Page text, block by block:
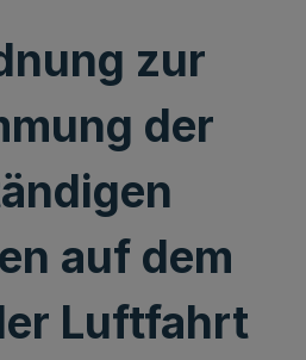
zur
der
auf dem
Luftfahrt